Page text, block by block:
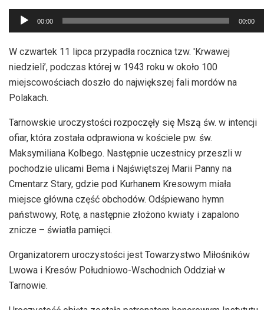
Odtwarzacz
plików
dźwiękowych
00:00 00:00
W czwartek 11 lipca przypadła rocznica tzw. 'Krwawej
niedzieli’, podczas której w 1943 roku w około 100
miejscowościach doszło do największej fali mordów na
Polakach.
Tarnowskie uroczystości rozpoczęły się Mszą św. w intencji
ofiar, która została odprawiona w kościele pw. św.
Maksymiliana Kolbego. Następnie uczestnicy przeszli w
pochodzie ulicami Bema i Najświętszej Marii Panny na
Cmentarz Stary, gdzie pod Kurhanem Kresowym miała
miejsce główna część obchodów. Odśpiewano hymn
państwowy, Rotę, a następnie złożono kwiaty i zapalono
znicze – światła pamięci.
Organizatorem uroczystości jest Towarzystwo Miłośników
Lwowa i Kresów Południowo-Wschodnich Oddział w
Tarnowie.